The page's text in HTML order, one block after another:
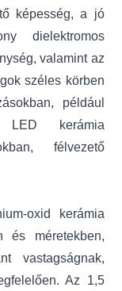
képesség, a jó
dielektromos
valamint az
széles körben
például
LED kerámia
félvezető
oxid kerámia
és méretekben,
vastagságnak,
Az 1,5